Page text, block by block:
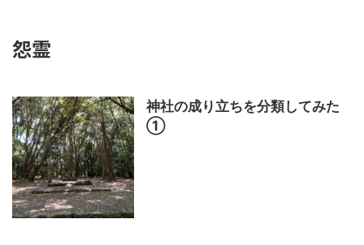
怨霊
神社の成り立ちを分類してみた
①